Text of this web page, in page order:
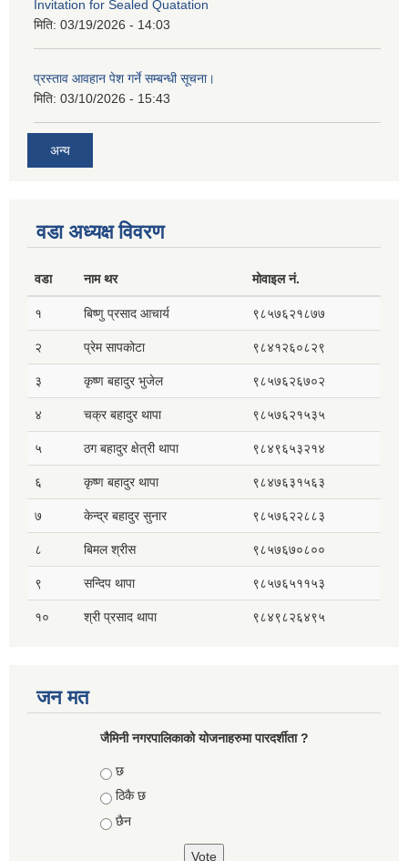
Invitation for Sealed Quatation
मिति: 03/19/2026 - 14:03
प्रस्ताव आवहान पेश गर्ने सम्बन्धी सूचना।
मिति: 03/10/2026 - 15:43
अन्य
वडा अध्यक्ष विवरण
वडा नाम थर मोवाइल नं.
१ बिष्णु प्रसाद आचार्य ९८५७६२१८७७
२ प्रेम सापकोटा ९८४१२६०८२९
३ कृष्ण बहादुर भुजेल ९८५७६२६७०२
४ चक्र बहादुर थापा ९८५७६२१५३५
५ ठग बहादुर क्षेत्री थापा ९८४९६५३२१४
६ कृष्ण बहादुर थापा ९८४७६३१५६३
७ केन्द्र बहादुर सुनार ९८५७६२२८८३
८ बिमल श्रीस ९८५७६७०८००
९ सन्दिप थापा ९८५७६५११५३
१० श्री प्रसाद थापा ९८४९८२६४९५
जन मत
जैमिनी नगरपालिकाको योजनाहरुमा पारदर्शीता ?
Choices
छ
ठिकै छ
छैन